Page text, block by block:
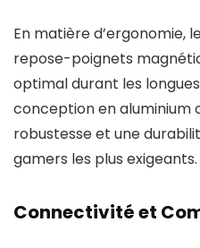
En matière d’ergonomie,
repose-poignets
optimal durant les longues
conception en aluminium
robustesse et une
gamers les plus exigeants.
Connectivité et